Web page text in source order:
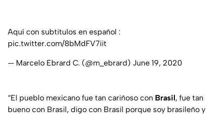
Aquí con subtitulos en español :
pic.twitter.com/8bMdFV7iit
— Marcelo Ebrard C. (@m_ebrard) June 19, 2020
“El pueblo mexicano fue tan cariñoso con Brasil, fue tan
bueno con Brasil, digo con Brasil porque soy brasileño y